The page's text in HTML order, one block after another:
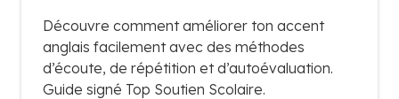
Découvre comment améliorer ton accent
anglais facilement avec des méthodes
d’écoute, de répétition et d’autoévaluation.
Guide signé Top Soutien Scolaire.